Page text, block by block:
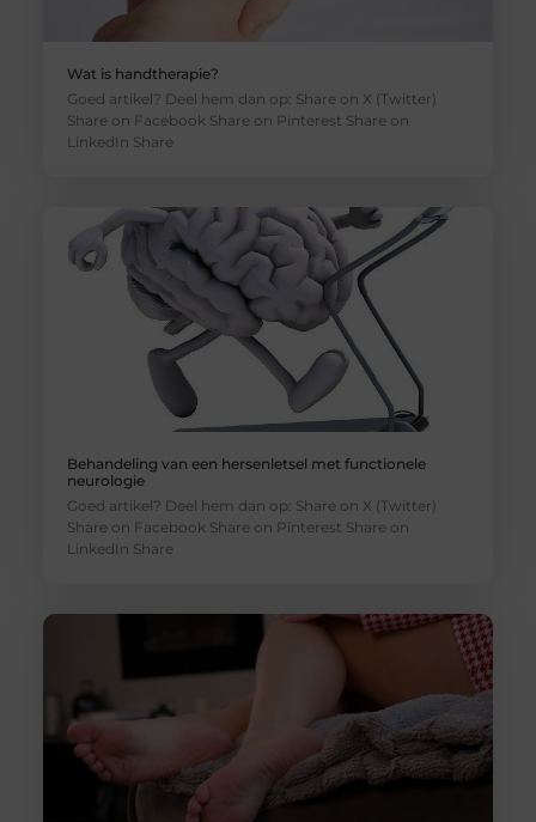
Wat is handtherapie?
Goed artikel? Deel hem dan op: Share on X (Twitter)
Share on Facebook Share on Pinterest Share on
LinkedIn Share
Behandeling van een hersenletsel met functionele
neurologie
Goed artikel? Deel hem dan op: Share on X (Twitter)
Share on Facebook Share on Pinterest Share on
LinkedIn Share